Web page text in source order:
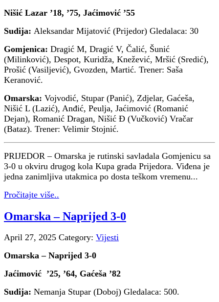
Nišić Lazar ’18, ’75, Jaćimović ’55
Sudija: Aleksandar Mijatović (Prijedor) Gledalaca: 30
Gomjenica: Dragić M, Dragić V, Čalić, Šunić
(Milinković), Despot, Kuridža, Knežević, Mršić (Sredić),
Prošić (Vasiljević), Gvozden, Martić. Trener: Saša
Keranović.
Omarska: Vojvodić, Stupar (Panić), Zdjelar, Gaćeša,
Nišić L (Lazić), Anđić, Peulja, Jaćimović (Romanić
Dejan), Romanić Dragan, Nišić Đ (Vučković) Vračar
(Bataz). Trener: Velimir Stojnić.
PRIJEDOR – Omarska je rutinski savladala Gomjenicu sa
3-0 u okviru drugog kola Kupa grada Prijedora. Viđena je
jedna zanimljiva utakmica po dosta teškom vremenu...
Pročitajte više..
Omarska – Naprijed 3-0
April 27, 2025 Category: Vijesti
Omarska – Naprijed 3-0
Jaćimović ’25, ’64, Gaćeša ’82
Sudija: Nemanja Stupar (Doboj) Gledalaca: 500.